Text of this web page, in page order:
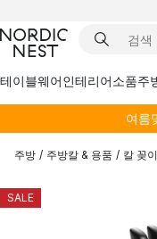
테이블웨어인테리어소품주
여름
주방 / 주방칼 & 용품 / 칼 꽂이
SALE